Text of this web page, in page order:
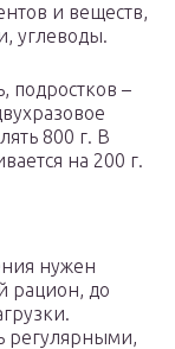
и веществ,
углеводы.
подростков –
800 г. В
на 200 г.
нужен
рацион, до
регулярными,